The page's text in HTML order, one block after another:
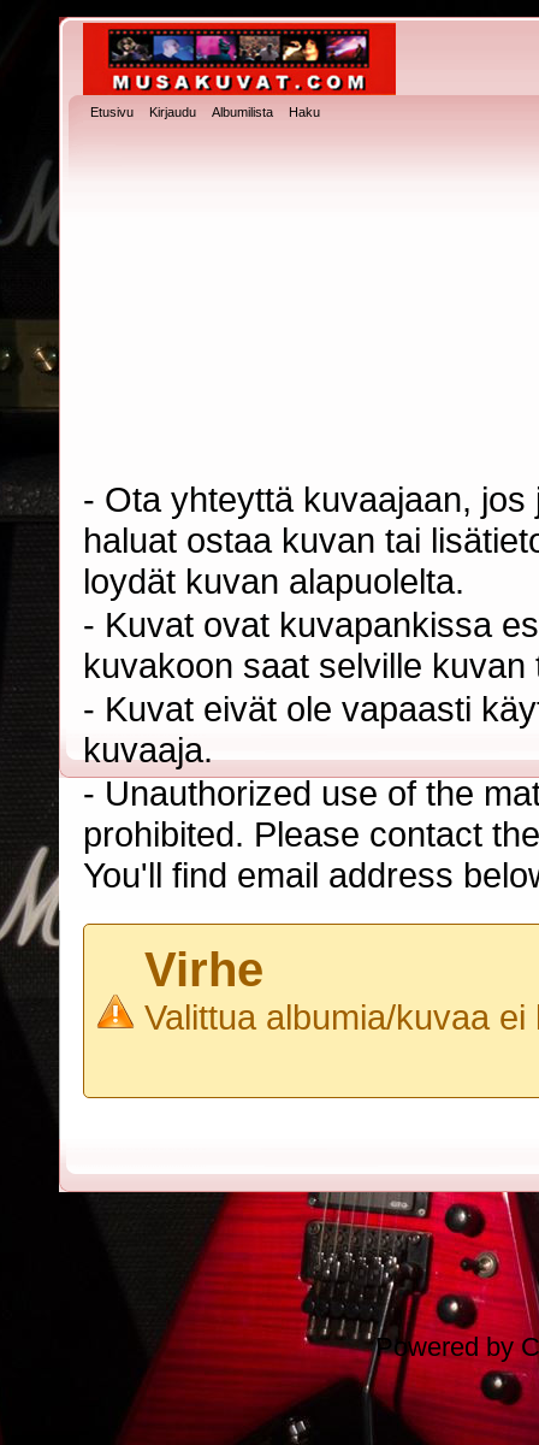
Etusivu Kirjaudu Albumilista Haku
- Ota yhteyttä kuvaajaan,
haluat ostaa kuvan tai
loydät kuvan alapuolelta.
- Kuvat ovat kuvapankissa
kuvakoon saat selville
- Kuvat eivät ole vapaasti
kuvaaja.
- Unauthorized use of the
prohibited. Please contact
You'll find email address
Virhe
Valittua albumia/kuvaa ei
Powered by